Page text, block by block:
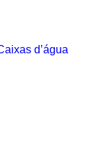
d’água